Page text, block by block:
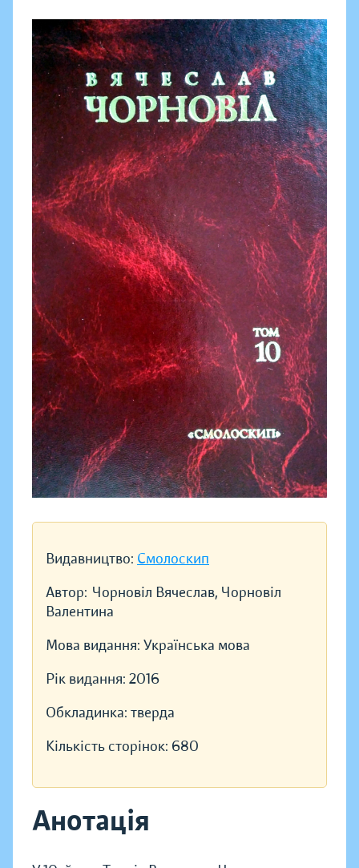
Видавництво: Смолоскип
Автор: Чорновіл Вячеслав, Чорновіл
Валентина
Мова видання: Українська мова
Рік видання: 2016
Обкладинка: тверда
Кількість сторінок: 680
Анотація